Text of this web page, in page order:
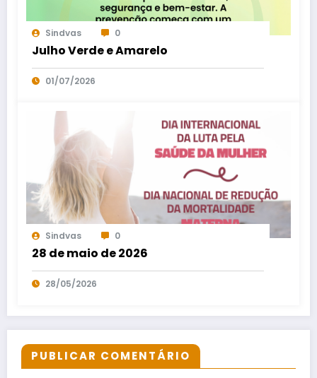
Sindvas 0
Julho Verde e Amarelo
01/07/2026
Sindvas 0
28 de maio de 2026
28/05/2026
PUBLICAR COMENTÁRIO